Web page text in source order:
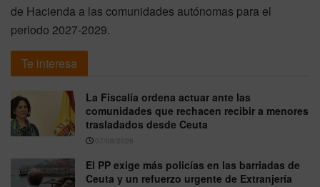
de Hacienda a las comunidades autónomas para el
periodo 2027-2029.
Te interesa
La Fiscalía ordena actuar ante las
comunidades que rechacen recibir a menores
trasladados desde Ceuta
07/08/2026
El PP exige más policías en las barriadas de
Ceuta y un refuerzo urgente de Extranjería